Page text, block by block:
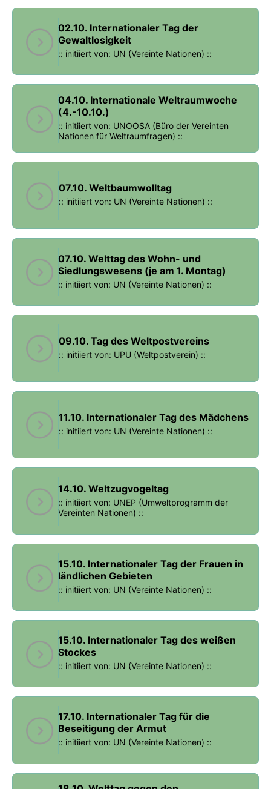
02.10. Internationaler Tag der
Gewaltlosigkeit
:: initiiert von: UN (Vereinte Nationen) ::
04.10. Internationale Weltraumwoche
(4.-10.10.)
:: initiiert von: UNOOSA (Büro der Vereinten
Nationen für Weltraumfragen) ::
07.10. Weltbaumwolltag
:: initiiert von: UN (Vereinte Nationen) ::
07.10. Welttag des Wohn- und
Siedlungswesens (je am 1. Montag)
:: initiiert von: UN (Vereinte Nationen) ::
09.10. Tag des Weltpostvereins
:: initiiert von: UPU (Weltpostverein) ::
11.10. Internationaler Tag des Mädchens
:: initiiert von: UN (Vereinte Nationen) ::
14.10. Weltzugvogeltag
:: initiiert von: UNEP (Umweltprogramm der
Vereinten Nationen) ::
15.10. Internationaler Tag der Frauen in
ländlichen Gebieten
:: initiiert von: UN (Vereinte Nationen) ::
15.10. Internationaler Tag des weißen
Stockes
:: initiiert von: UN (Vereinte Nationen) ::
17.10. Internationaler Tag für die
Beseitigung der Armut
:: initiiert von: UN (Vereinte Nationen) ::